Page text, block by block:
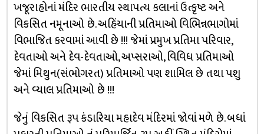
ખજૂરાહોનાં મંદિર ભારતીય સ્થાપત્ય કલાનાં ઉત્કૃષ્ટ અને
વિકસિત નમૂનાઓ છે. અહિંયાની પ્રતિમાઓ વિભિન્નભાગોમાં
વિભાજિત કરવામાં આવી છે !!! જેમાં પ્રમુખ પ્રતિમા પરિવાર,
દેવતાઓ અને દેવ-દેવતાઓ, અપ્સરાઓ, વિવિધ પ્રતિમાઓ
જેમાં મિથુન(સંભોગરત) પ્રતિમાઓ પણ શામિલ છે તથા પશુ
અને વ્યાલ પ્રતિમાઓ છે !!!
જેનું વિકસિત રૂપ કંડારિયા મહાદેવ મંદિરમાં જોવાં મળે છે. બધાં